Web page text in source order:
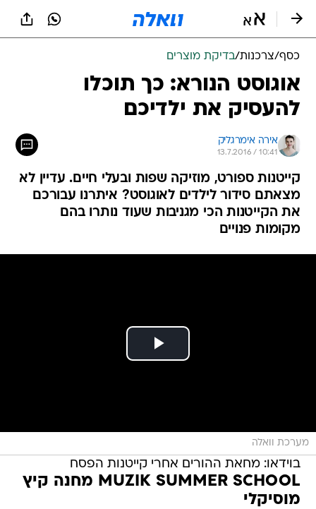
כסף/צרכנות/בדיקת מוצרים
אוגוסט הנורא: כך תוכלו
להעסיק את ילדיכם
אירה אימרגליק
13.7.2016 / 10:41
קייטנות ספורט, מוזיקה שפות ובעלי חיים. עדיין לא
מצאתם סידור לילדים לאוגוסט? איתרנו עבורכם
את הקייטנות הכי מגניבות שעוד נותרו בהם
מקומות פנויים
מערכת וואלה
בוידאו: מחאת ההורים אחרי קייטנות הפסח
MUZIK SUMMER SCHOOL מחנה קיץ
מוסיקלי